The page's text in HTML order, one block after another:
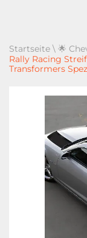
Startseite \ 🌟
Rally Racing
Transformers